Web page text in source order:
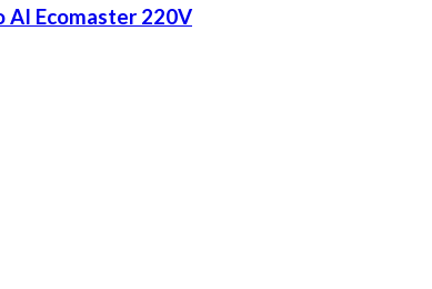
AI Ecomaster 220V